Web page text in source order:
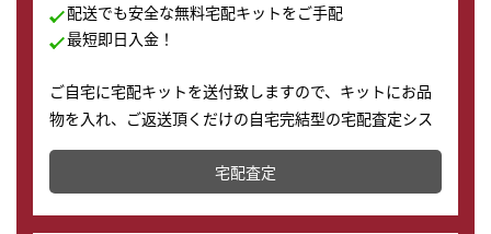
配送でも安全な無料宅配キットをご手配
最短即日入金！
ご自宅に宅配キットを送付致しますので、キットにお品
物を入れ、ご返送頂くだけの自宅完結型の宅配査定シス
テムです。
配送でも簡単&安全に査定・買取に出すことが可能で
す。
宅配査定